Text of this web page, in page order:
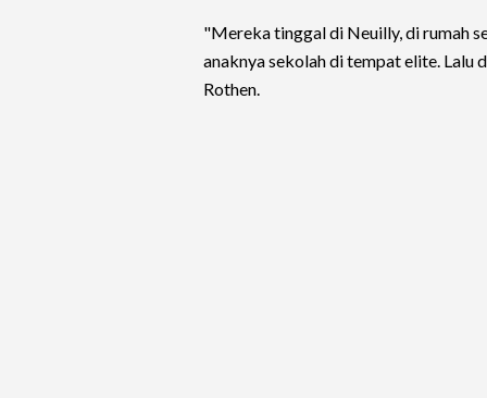
"Mereka tinggal di Neuilly, di rumah
anaknya sekolah di tempat elite. Lalu
Rothen.